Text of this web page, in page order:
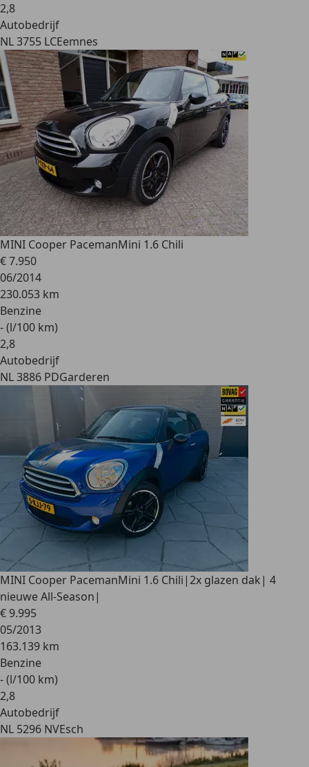
2,8
Autobedrijf
NL 3755 LCEemnes
MINI Cooper PacemanMini 1.6 Chili
€ 7.950
06/2014
230.053 km
Benzine
- (l/100 km)
2,8
Autobedrijf
NL 3886 PDGarderen
MINI Cooper PacemanMini 1.6 Chili|2x glazen dak| 4
nieuwe All-Season|
€ 9.995
05/2013
163.139 km
Benzine
- (l/100 km)
2,8
Autobedrijf
NL 5296 NVEsch